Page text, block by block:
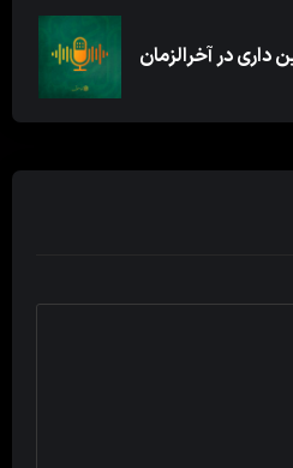
داری در آخرالزمان